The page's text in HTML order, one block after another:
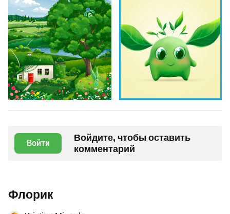
Войти
Войдите, чтобы оставить
комментарий
Флорик